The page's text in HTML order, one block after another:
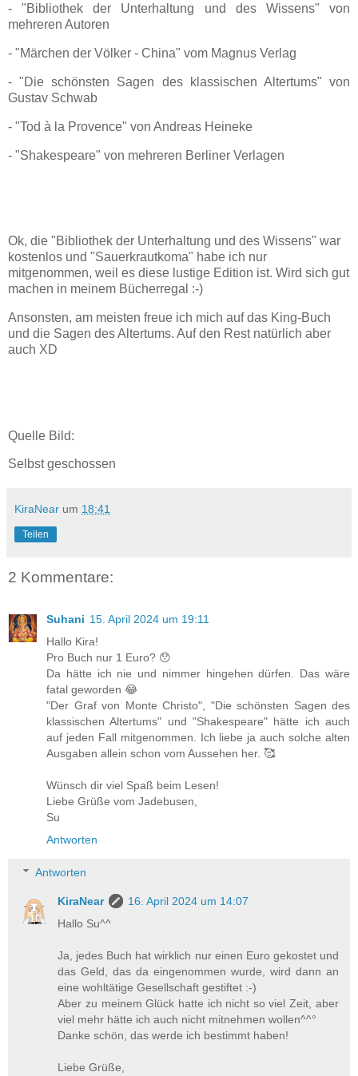
- "Bibliothek der Unterhaltung und des Wissens" von
mehreren Autoren
- "Märchen der Völker - China" vom Magnus Verlag
- "Die schönsten Sagen des klassischen Altertums" von
Gustav Schwab
- "Tod à la Provence" von Andreas Heineke
- "Shakespeare" von mehreren Berliner Verlagen
Ok, die "Bibliothek der Unterhaltung und des Wissens" war
kostenlos und "Sauerkrautkoma" habe ich nur
mitgenommen, weil es diese lustige Edition ist. Wird sich gut
machen in meinem Bücherregal :-)
Ansonsten, am meisten freue ich mich auf das King-Buch
und die Sagen des Altertums. Auf den Rest natürlich aber
auch XD
Quelle Bild:
Selbst geschossen
KiraNear um 18:41
Teilen
2 Kommentare:
Suhani 15. April 2024 um 19:11
Hallo Kira!
Pro Buch nur 1 Euro? 😯
Da hätte ich nie und nimmer hingehen dürfen. Das wäre
fatal geworden 😂
"Der Graf von Monte Christo", "Die schönsten Sagen des
klassischen Altertums" und "Shakespeare" hätte ich auch
auf jeden Fall mitgenommen. Ich liebe ja auch solche alten
Ausgaben allein schon vom Aussehen her. 🥰
Wünsch dir viel Spaß beim Lesen!
Liebe Grüße vom Jadebusen,
Su
Antworten
Antworten
KiraNear
16. April 2024 um 14:07
Hallo Su^^
Ja, jedes Buch hat wirklich nur einen Euro gekostet und
das Geld, das da eingenommen wurde, wird dann an
eine wohltätige Gesellschaft gestiftet :-)
Aber zu meinem Glück hatte ich nicht so viel Zeit, aber
viel mehr hätte ich auch nicht mitnehmen wollen^^°
Danke schön, das werde ich bestimmt haben!
Liebe Grüße,